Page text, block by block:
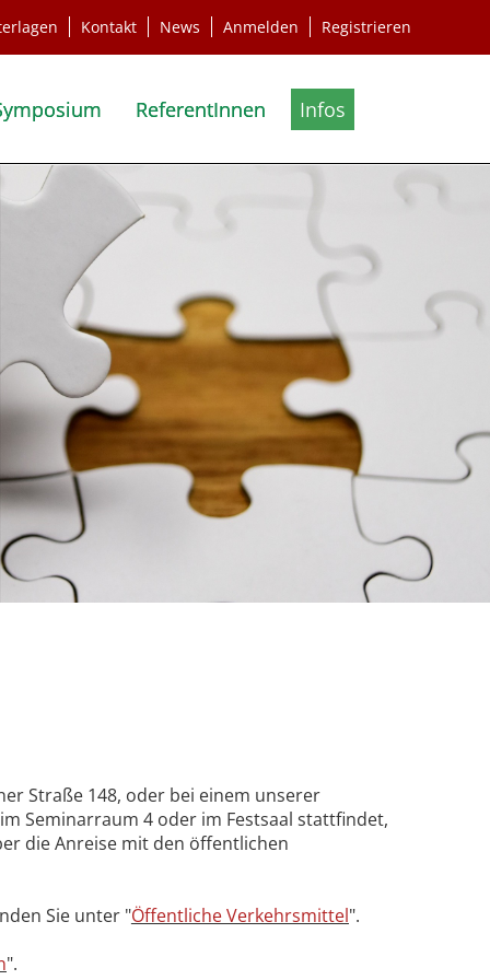
Kontakt News Anmelden Registrieren
ReferentInnen Infos
Straße 148, oder bei einem unserer
Seminarraum 4 oder im Festsaal stattfindet,
die Anreise mit den öffentlichen
Sie unter "Öffentliche Verkehrsmittel".
".